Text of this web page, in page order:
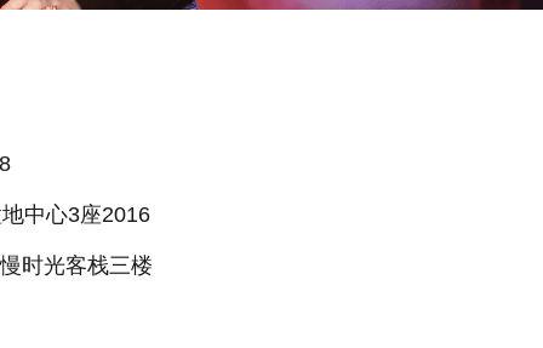
中心3座2016
时光客栈三楼